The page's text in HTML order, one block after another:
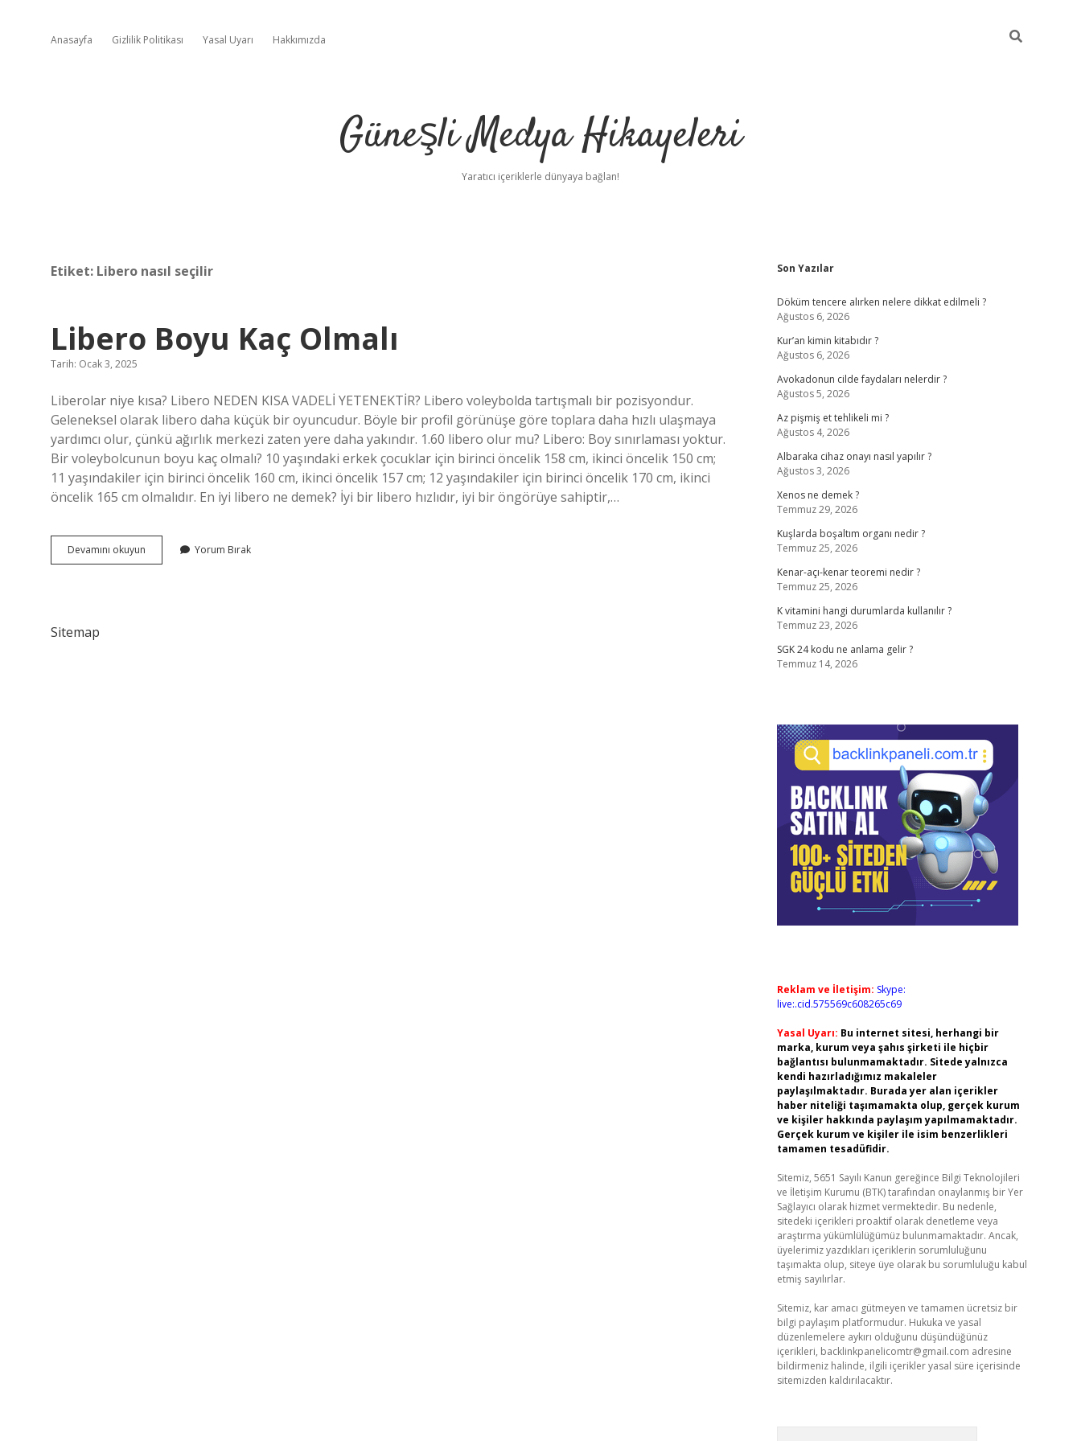
Anasayfa Gizlilik Politikası Yasal Uyarı Hakkımızda
Güneşli Medya Hikayeleri
Yaratıcı içeriklerle dünyaya bağlan!
Etiket: Libero nasıl seçilir
Libero Boyu Kaç Olmalı
Tarih: Ocak 3, 2025
Liberolar niye kısa? Libero NEDEN KISA VADELİ YETENEKTİR? Libero voleybolda tartışmalı bir pozisyondur.
Geleneksel olarak libero daha küçük bir oyuncudur. Böyle bir profil görünüşe göre toplara daha hızlı ulaşmaya
yardımcı olur, çünkü ağırlık merkezi zaten yere daha yakındır. 1.60 libero olur mu? Libero: Boy sınırlaması yoktur.
Bir voleybolcunun boyu kaç olmalı? 10 yaşındaki erkek çocuklar için birinci öncelik 158 cm, ikinci öncelik 150 cm;
11 yaşındakiler için birinci öncelik 160 cm, ikinci öncelik 157 cm; 12 yaşındakiler için birinci öncelik 170 cm, ikinci
öncelik 165 cm olmalıdır. En iyi libero ne demek? İyi bir libero hızlıdır, iyi bir öngörüye sahiptir,…
Devamını okuyun
Boyu
Yorum Bırak
Sitemap
Sidebar
Son Yazılar
Döküm tencere alırken nelere dikkat edilmeli ?
Ağustos 6, 2026
Kur’an kimin kitabıdır ?
Ağustos 6, 2026
Avokadonun cilde faydaları nelerdir ?
Ağustos 5, 2026
Az pişmiş et tehlikeli mi ?
Ağustos 4, 2026
Albaraka cihaz onayı nasıl yapılır ?
Ağustos 3, 2026
Xenos ne demek ?
Temmuz 29, 2026
Kuşlarda boşaltım organı nedir ?
Temmuz 25, 2026
Kenar-açı-kenar teoremi nedir ?
Temmuz 25, 2026
K vitamini hangi durumlarda kullanılır ?
Temmuz 23, 2026
SGK 24 kodu ne anlama gelir ?
Temmuz 14, 2026
Reklam ve İletişim: Skype:
live:.cid.575569c608265c69
Yasal Uyarı: Bu internet sitesi, herhangi bir
marka, kurum veya şahıs şirketi ile hiçbir
bağlantısı bulunmamaktadır. Sitede yalnızca
kendi hazırladığımız makaleler
paylaşılmaktadır. Burada yer alan içerikler
haber niteliği taşımamakta olup, gerçek kurum
ve kişiler hakkında paylaşım yapılmamaktadır.
Gerçek kurum ve kişiler ile isim benzerlikleri
tamamen tesadüfidir.
Sitemiz, 5651 Sayılı Kanun gereğince Bilgi Teknolojileri
ve İletişim Kurumu (BTK) tarafından onaylanmış bir Yer
Sağlayıcı olarak hizmet vermektedir. Bu nedenle,
sitedeki içerikleri proaktif olarak denetleme veya
araştırma yükümlülüğümüz bulunmamaktadır. Ancak,
üyelerimiz yazdıkları içeriklerin sorumluluğunu
taşımakta olup, siteye üye olarak bu sorumluluğu kabul
etmiş sayılırlar.
Sitemiz, kar amacı gütmeyen ve tamamen ücretsiz bir
bilgi paylaşım platformudur. Hukuka ve yasal
düzenlemelere aykırı olduğunu düşündüğünüz
içerikleri, backlinkpanelicomtr@gmail.com adresine
bildirmeniz halinde, ilgili içerikler yasal süre içerisinde
sitemizden kaldırılacaktır.